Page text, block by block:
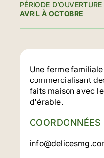
Une ferme
commercialisant
faits maison avec
d'érable.
COORDONNÉES
PÉRIODE D’OUVERTURE
AVRIL À OCTOBRE